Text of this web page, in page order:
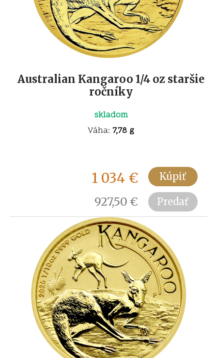
Australian Kangaroo 1/4 oz staršie
ročníky
skladom
Váha: 7,78 g
1 034 €
927,50 €
Kúpiť
Predať